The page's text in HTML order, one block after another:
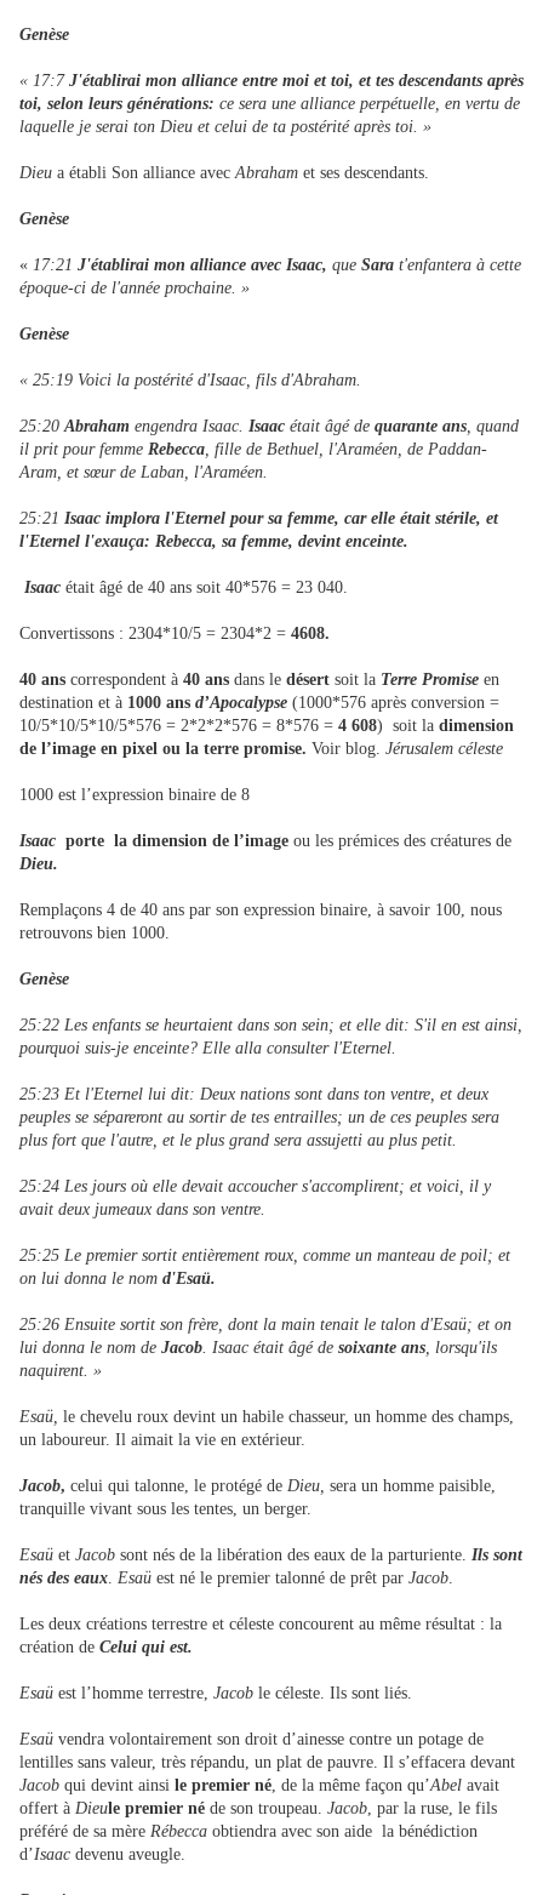
Genèse
« 17:7 J'établirai mon alliance entre moi et toi, et tes descendants après
toi, selon leurs générations: ce sera une alliance perpétuelle, en vertu de
laquelle je serai ton Dieu et celui de ta postérité après toi. »
Dieu a établi Son alliance avec Abraham et ses descendants.
Genèse
« 17:21 J'établirai mon alliance avec Isaac, que Sara t'enfantera à cette
époque-ci de l'année prochaine. »
Genèse
« 25:19 Voici la postérité d'Isaac, fils d'Abraham.
25:20 Abraham engendra Isaac. Isaac était âgé de quarante ans , quand
il prit pour femme Rebecca , fille de Bethuel, l'Araméen, de Paddan-
Aram, et sœur de Laban, l'Araméen.
25:21 Isaac implora l'Eternel pour sa femme, car elle était stérile, et
l'Eternel l'exauça: Rebecca, sa femme, devint enceinte.
Isaac était âgé de 40 ans soit 40*576 = 23 040.
Convertissons : 2304*10/5 = 2304*2 = 4608.
40 ans correspondent à 40 ans dans le désert soit la Terre Promise en
destination et à 1000 ans d’Apocalypse (1000*576 après conversion =
10/5*10/5*10/5*576 = 2*2*2*576 = 8*576 = 4 608) soit la dimension
de l’image en pixel ou la terre promise. Voir blog. Jérusalem céleste
1000 est l’expression binaire de 8
Isaac porte la dimension de l’image ou les prémices des créatures de
Dieu.
Remplaçons 4 de 40 ans par son expression binaire, à savoir 100, nous
retrouvons bien 1000.
Genèse
25:22 Les enfants se heurtaient dans son sein; et elle dit: S'il en est ainsi,
pourquoi suis-je enceinte? Elle alla consulter l'Eternel.
25:23 Et l'Eternel lui dit: Deux nations sont dans ton ventre, et deux
peuples se sépareront au sortir de tes entrailles; un de ces peuples sera
plus fort que l'autre, et le plus grand sera assujetti au plus petit.
25:24 Les jours où elle devait accoucher s'accomplirent; et voici, il y
avait deux jumeaux dans son ventre.
25:25 Le premier sortit entièrement roux, comme un manteau de poil; et
on lui donna le nom d'Esaü.
25:26 Ensuite sortit son frère, dont la main tenait le talon d'Esaü; et on
lui donna le nom de Jacob . Isaac était âgé de soixante ans , lorsqu'ils
naquirent. »
Esaü, le chevelu roux devint un habile chasseur, un homme des champs,
un laboureur. Il aimait la vie en extérieur.
Jacob, celui qui talonne, le protégé de Dieu, sera un homme paisible,
tranquille vivant sous les tentes, un berger.
Esaü et Jacob sont nés de la libération des eaux de la parturiente. Ils sont
nés des eaux Esaü est né le premier talonné de prêt par Jacob
Les deux créations terrestre et céleste concourent au même résultat : la
création de Celui qui est.
Esaü est l’homme terrestre, Jacob le céleste. Ils sont liés.
Esaü vendra volontairement son droit d’ainesse contre un potage de
lentilles sans valeur, très répandu, un plat de pauvre. Il s’effacera devant
Jacob qui devint ainsi le premier né , de la même façon qu’Abel avait
offert à Dieule premier né de son troupeau. Jacob , par la ruse, le fils
préféré de sa mère Rébecca obtiendra avec son aide la bénédiction
d’Isaac devenu aveugle.